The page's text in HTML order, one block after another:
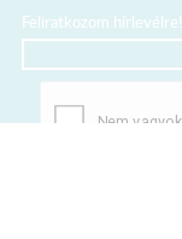
Feliratkozom hírlevélre!